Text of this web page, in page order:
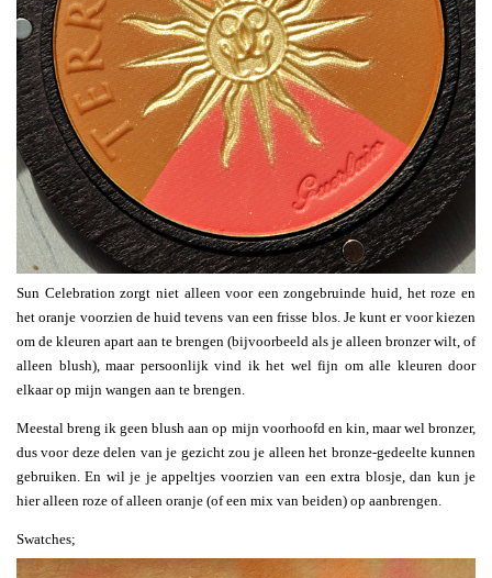
Sun Celebration zorgt niet alleen voor een zongebruinde huid, het roze en
het oranje voorzien de huid tevens van een frisse blos. Je kunt er voor kiezen
om de kleuren apart aan te brengen (bijvoorbeeld als je alleen bronzer wilt, of
alleen blush), maar persoonlijk vind ik het wel fijn om alle kleuren door
elkaar op mijn wangen aan te brengen.
Meestal breng ik geen blush aan op mijn voorhoofd en kin, maar wel bronzer,
dus voor deze delen van je gezicht zou je alleen het bronze-gedeelte kunnen
gebruiken. En wil je je appeltjes voorzien van een extra blosje, dan kun je
hier alleen roze of alleen oranje (of een mix van beiden) op aanbrengen.
Swatches;